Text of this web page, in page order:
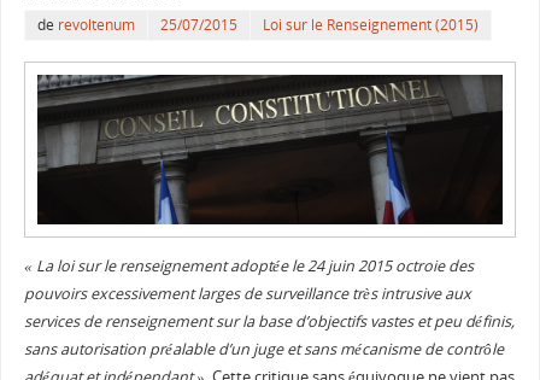
de revoltenum 25/07/2015 Loi sur le Renseignement (2015)
« La loi sur le renseignement adoptée le 24 juin 2015 octroie des
pouvoirs excessivement larges de surveillance très intrusive aux
services de renseignement sur la base d’objectifs vastes et peu définis,
sans autorisation préalable d’un juge et sans mécanisme de contrôle